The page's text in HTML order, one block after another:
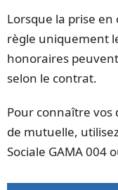
Lorsque la prise
règle uniquement
honoraires
selon le contrat.
Pour connaître vos
de mutuelle,
Sociale GAMA 004